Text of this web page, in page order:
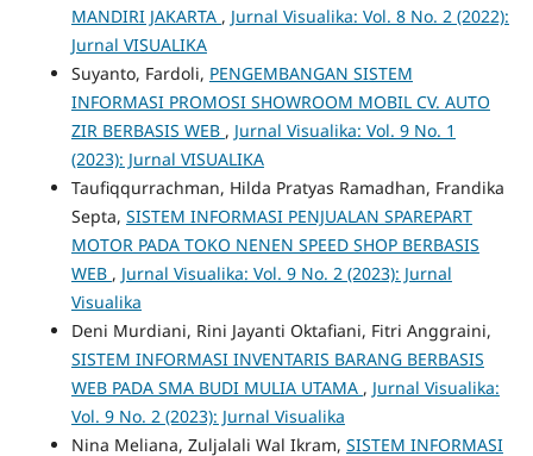
MANDIRI JAKARTA , Jurnal Visualika: Vol. 8 No. 2 (2022):
Jurnal VISUALIKA
Suyanto, Fardoli, PENGEMBANGAN SISTEM
INFORMASI PROMOSI SHOWROOM MOBIL CV. AUTO
ZIR BERBASIS WEB , Jurnal Visualika: Vol. 9 No. 1
(2023): Jurnal VISUALIKA
Taufiqqurrachman, Hilda Pratyas Ramadhan, Frandika
Septa, SISTEM INFORMASI PENJUALAN SPAREPART
MOTOR PADA TOKO NENEN SPEED SHOP BERBASIS
WEB , Jurnal Visualika: Vol. 9 No. 2 (2023): Jurnal
Visualika
Deni Murdiani, Rini Jayanti Oktafiani, Fitri Anggraini,
SISTEM INFORMASI INVENTARIS BARANG BERBASIS
WEB PADA SMA BUDI MULIA UTAMA , Jurnal Visualika:
Vol. 9 No. 2 (2023): Jurnal Visualika
Nina Meliana, Zuljalali Wal Ikram, SISTEM INFORMASI